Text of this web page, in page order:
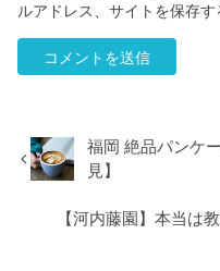
ルアドレス、サイトを保存す
福岡 絶品パンケ
見】
【河内藤園】本当は